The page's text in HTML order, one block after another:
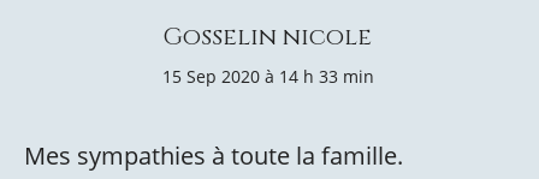
Gosselin nicole
15 Sep 2020 à 14 h 33 min
Mes sympathies à toute la famille.